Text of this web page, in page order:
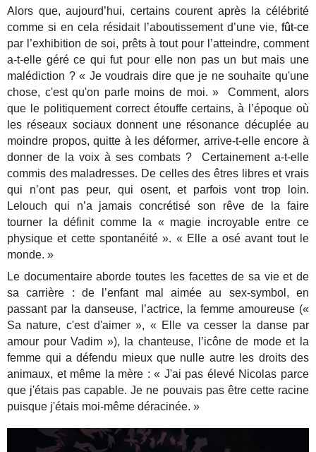
Alors que, aujourd’hui, certains courent après la célébrité
comme si en cela résidait l’aboutissement d’une vie, fût-ce
par l’exhibition de soi, prêts à tout pour l’atteindre, comment
a-t-elle géré ce qui fut pour elle non pas un but mais une
malédiction ? « Je voudrais dire que je ne souhaite qu'une
chose, c'est qu'on parle moins de moi. » Comment, alors
que le politiquement correct étouffe certains, à l’époque où
les réseaux sociaux donnent une résonance décuplée au
moindre propos, quitte à les déformer, arrive-t-elle encore à
donner de la voix à ses combats ? Certainement a-t-elle
commis des maladresses. De celles des êtres libres et vrais
qui n’ont pas peur, qui osent, et parfois vont trop loin.
Lelouch qui n’a jamais concrétisé son rêve de la faire
tourner la définit comme la « magie incroyable entre ce
physique et cette spontanéité ». « Elle a osé avant tout le
monde. »
Le documentaire aborde toutes les facettes de sa vie et de
sa carrière : de l’enfant mal aimée au sex-symbol, en
passant par la danseuse, l’actrice, la femme amoureuse («
Sa nature, c'est d'aimer », « Elle va cesser la danse par
amour pour Vadim »), la chanteuse, l’icône de mode et la
femme qui a défendu mieux que nulle autre les droits des
animaux, et même la mère : « J'ai pas élevé Nicolas parce
que j'étais pas capable. Je ne pouvais pas être cette racine
puisque j'étais moi-même déracinée. »